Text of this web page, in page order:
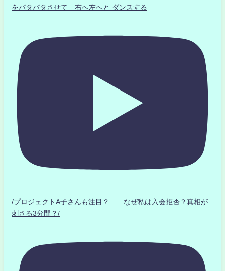
をパタパタさせて 右へ左へと ダンスする
/プロジェクトA子さんも注目？ なぜ私は入会拒否？真相が
刺さる3分間？/